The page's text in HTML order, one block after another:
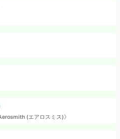
(エアロスミス)》